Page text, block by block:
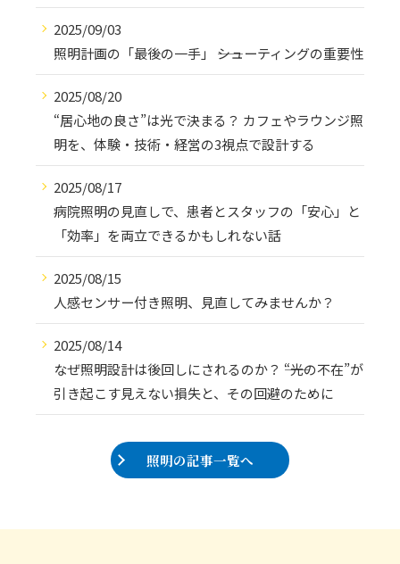
2025/09/03
照明計画の「最後の一手」 ――シューティングの重要性
2025/08/20
“居心地の良さ”は光で決まる？ カフェやラウンジ照
明を、体験・技術・経営の3視点で設計する
2025/08/17
病院照明の見直しで、患者とスタッフの「安心」と
「効率」を両立できるかもしれない話
2025/08/15
人感センサー付き照明、見直してみませんか？
2025/08/14
なぜ照明設計は後回しにされるのか？ ――“光の不在”が
引き起こす見えない損失と、その回避のために
照明の記事一覧へ